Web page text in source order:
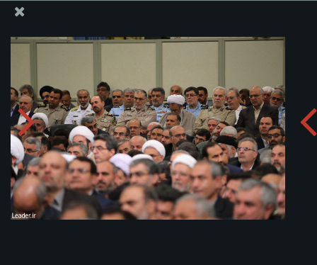
12. Dönem Cumhurbaşkanlık Seçimlerinin İslam
İnkılabı Rehberi tarafından Onanması Töreni
Albümü indirin: